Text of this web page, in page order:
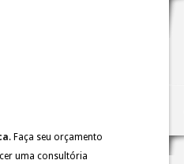
. Faça seu orçamento
uma consultória